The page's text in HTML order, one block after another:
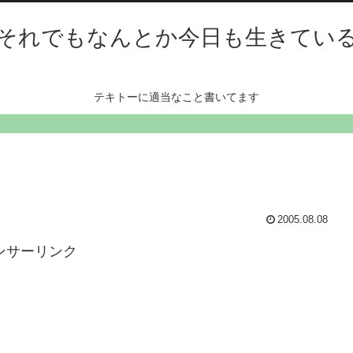
れでもなんとか今日も生きてい
テキトーに適当なこと書いてます
2005.08.08
サーリンク